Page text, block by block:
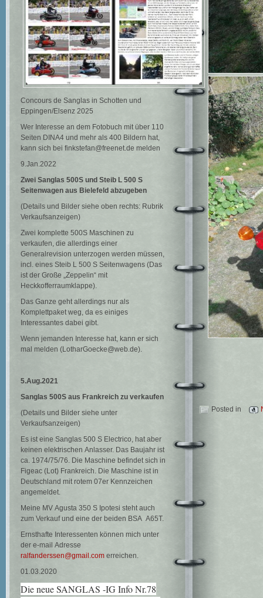
Concours de Sanglas in Schotten und
Eppingen/Elsenz 2025
Wer Interesse an dem Fotobuch mit über 110
Seiten DINA4 und mehr als 400 Bildern hat,
kann sich bei finkstefan@freenet.de melden
9.Jan.2022
Zwei Sanglas 500S und Steib L 500 S
Seitenwagen aus Bielefeld abzugeben
(Details und Bilder siehe oben rechts: Rubrik
Verkaufsanzeigen)
Zwei komplette 500S Maschinen zu
verkaufen, die allerdings einer
Generalrevision unterzogen werden müssen,
incl. eines Steib L 500 S Seitenwagens (Das
ist der Große „Zeppelin“ mit
Heckkofferraumklappe).
Das Ganze geht allerdings nur als
Komplettpaket weg, da es einiges
Interessantes dabei gibt.
Wenn jemanden Interesse hat, kann er sich
mal melden (LotharGoecke@web.de).
5.Aug.2021
Sanglas 500S aus Frankreich zu verkaufen
(Details und Bilder siehe unter
Verkaufsanzeigen)
Es ist eine Sanglas 500 S Electrico, hat aber
keinen elektrischen Anlasser. Das Baujahr ist
ca. 1974/75/76. Die Maschine befindet sich in
Figeac (Lot) Frankreich. Die Maschine ist in
Deutschland mit rotem 07er Kennzeichen
angemeldet.
Meine MV Agusta 350 S Ipotesi steht auch
zum Verkauf und eine der beiden BSA A65T.
Ernsthafte Interessenten können mich unter
der e-mail Adresse
ralfanderssen@gmail.com erreichen.
01.03.2020
Die neue SANGLAS -IG Info Nr.78
Posted in